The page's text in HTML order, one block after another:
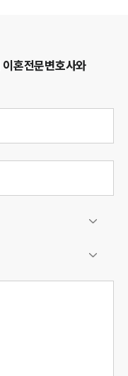
이혼전문변호사와